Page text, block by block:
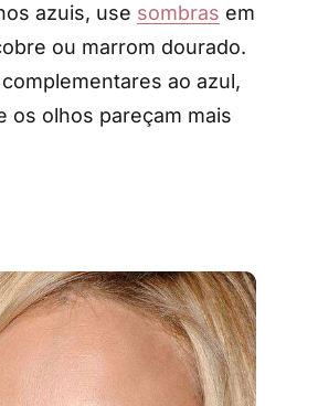
azuis, use sombras em
ou marrom dourado.
ao azul,
os olhos pareçam mais